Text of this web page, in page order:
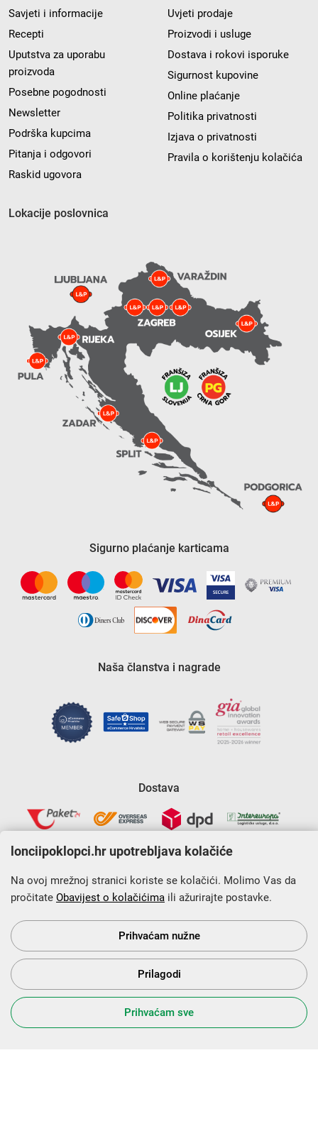
Savjeti i informacije
Recepti
Uputstva za uporabu
proizvoda
Posebne pogodnosti
Newsletter
Podrška kupcima
Pitanja i odgovori
Raskid ugovora
Uvjeti prodaje
Proizvodi i usluge
Dostava i rokovi isporuke
Sigurnost kupovine
Online plaćanje
Politika privatnosti
Izjava o privatnosti
Pravila o korištenju kolačića
Lokacije poslovnica
Sigurno plaćanje karticama
Naša članstva i nagrade
Dostava
Krajnji primatelj financijskog instrumenta sufinanciranog iz
Europskog fonda za regionalni razvoj u sklopu Operativnog
programa „Konkurentnost i kohezija”.
s Vama od 2014. godine!
lonciipoklopci.hr upotrebljava kolačiće
Na ovoj mrežnoj stranici koriste se kolačići. Molimo Vas da
pročitate Obavijest o kolačićima ili ažurirajte postavke.
Prihvaćam nužne
Prilagodi
Prihvaćam sve